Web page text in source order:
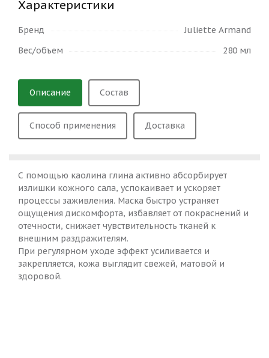
Характеристики
Бренд
Juliette Armand
Вес/объем
280 мл
Описание Состав
Способ применения Доставка
С помощью каолина глина активно абсорбирует
излишки кожного сала, успокаивает и ускоряет
процессы заживления. Маска быстро устраняет
ощущения дискомфорта, избавляет от покраснений и
отечности, снижает чувствительность тканей к
внешним раздражителям.
При регулярном уходе эффект усиливается и
закрепляется, кожа выглядит свежей, матовой и
здоровой.